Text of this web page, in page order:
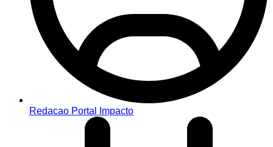
Redacao Portal Impacto